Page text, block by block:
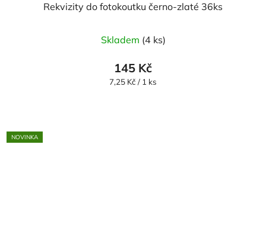
Rekvizity do fotokoutku černo-zlaté 36ks
Skladem (4 ks)
145 Kč
Měrná
7,25 Kč / 1 ks
NOVINKA